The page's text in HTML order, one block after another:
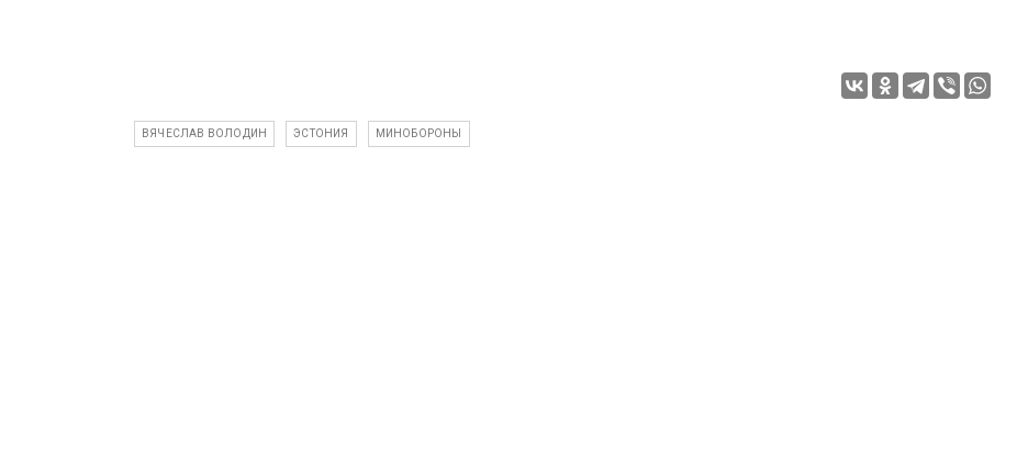
ВЯЧЕСЛАВ ВОЛОДИН ЭСТОНИЯ МИНОБОРОНЫ